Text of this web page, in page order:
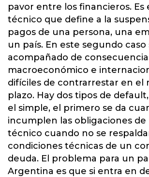
pavor entre los financieros. Es
técnico que define a la
pagos de una persona, una
un país. En este segundo
acompañado de
macroeconómico e
difíciles de contrarrestar en el
plazo. Hay dos tipos de
el simple, el primero se da
incumplen las obligaciones de
técnico cuando no se
condiciones técnicas de un
deuda. El problema para un
Argentina es que si entra en